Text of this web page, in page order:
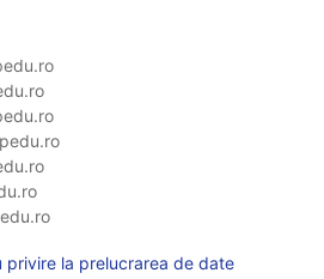
privire la prelucrarea de date